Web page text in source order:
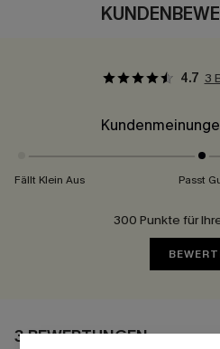
4.7 3
Fällt Klein Aus Passt
300 Punkte für
3 BEWERTUNGEN